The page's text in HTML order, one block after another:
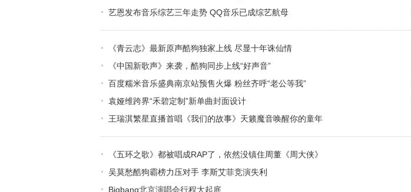
艺恩发布音乐综艺三年走势 QQ音乐已成综艺航母
《青云志》最新原声酷狗独家上线 尽显十年诛仙情
《中国新歌声》来袭，酷狗同步上线“好声音”
百度糯米音乐盛典南京站预售火爆 粉丝齐呼“老公等我”
袁娅维跨界“禾碧定制”新单曲封面设计
王瑞淇繁星直播首唱《我们的故事》天籁魔音唤醒你的童年
《五环之歌》都被唱成RAP了，依然没镇住周董《周大侠》
吴莫愁酷狗霸榜力压对手 李斯艾菲竞演失利
Bigbang北京演唱会行程大起底